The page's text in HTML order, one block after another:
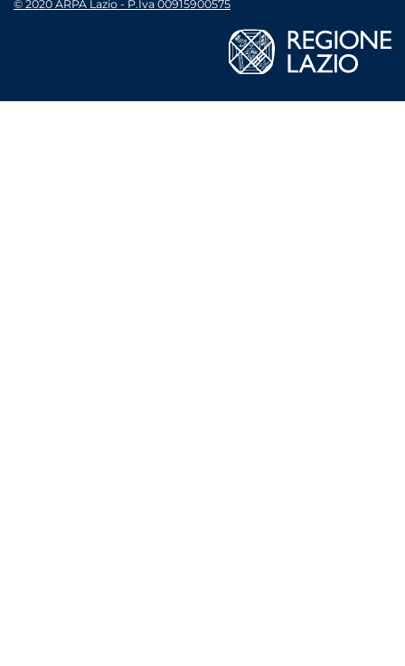
© 2020 ARPA Lazio - P.Iva 00915900575